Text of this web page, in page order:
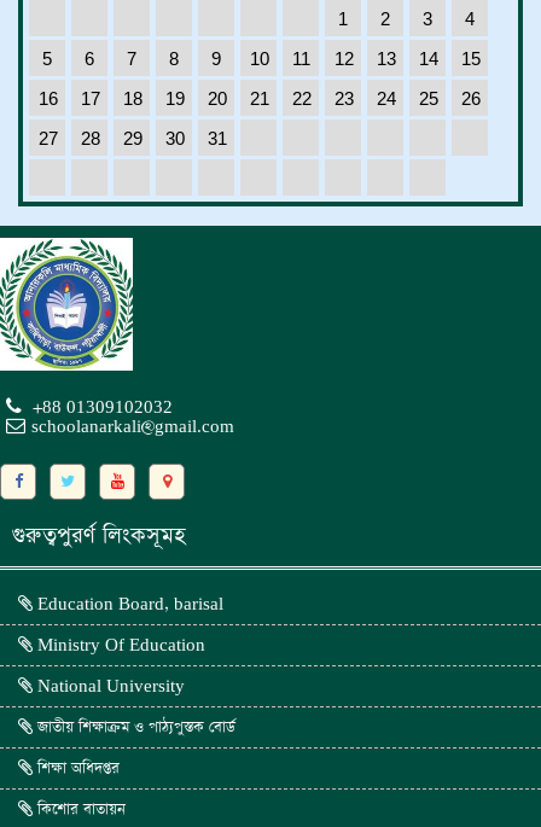
1
2 3
4
5
6 7 8 9 10 11 12 13 14
15
16
17 18 19 20 21 22 23 24 25
26
27
28 29 30 31
+88 01309102032
schoolanarkali@gmail.com
গুরুত্বপুরর্ণ লিংকসূমহ
Education Board, barisal
Ministry Of Education
National University
জাতীয় শিক্ষাক্রম ও পাঠ্যপুস্তক বোর্ড
শিক্ষা অধিদপ্তর
কিশোর বাতায়ন